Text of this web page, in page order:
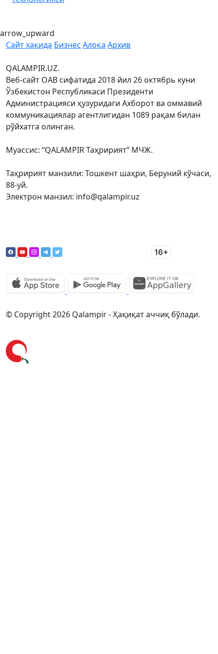
arrow_upward
Сайт хақида Бизнес Алоқа Архив
QALAMPIR.UZ.
Веб-сайт ОАВ сифатида 2018 йил 26 октябрь куни
Ўзбекистон Республикаси Президенти
Администрацияси ҳузуридаги Ахборот ва оммавий
коммуникациялар агентлигидан 1089 рақам билан
рўйхатга олинган.
Муассис: “QALAMPIR Таҳририят” МЧЖ.
Таҳририят манзили: Тошкент шаҳри, Беруний кўчаси,
88-уй.
Электрон манзил: info@qalampir.uz
© Copyright 2026 Qalampir - Ҳақиқат аччиқ бўлади.